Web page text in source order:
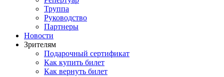
Труппа
Руководство
Партнеры
Новости
Зрителям
Подарочный сертификат
Как купить билет
Как вернуть билет